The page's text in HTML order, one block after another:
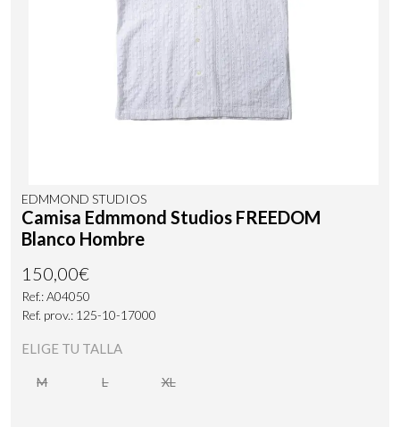
EDMMOND STUDIOS
Camisa Edmmond Studios FREEDOM
Blanco Hombre
150,00€
Ref.: A04050
Ref. prov.: 125-10-17000
ELIGE TU TALLA
M L XL